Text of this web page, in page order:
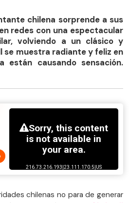
chilena sorprende a sus
redes con una espectacular
volviendo a un clásico y
se muestra radiante y feliz en
causando sensación.
chilenas no para de generar